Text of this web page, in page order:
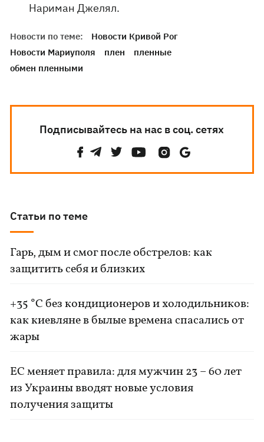
Нариман Джелял.
Новости по теме:
Новости Кривой Рог
Новости Мариуполя
плен
пленные
обмен пленными
Подписывайтесь на нас в соц. сетях
Статьи по теме
Гарь, дым и смог после обстрелов: как
защитить себя и близких
+35 °C без кондиционеров и холодильников:
как киевляне в былые времена спасались от
жары
ЕС меняет правила: для мужчин 23 – 60 лет
из Украины вводят новые условия
получения защиты